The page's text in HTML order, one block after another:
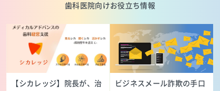
歯科医院向けお役立ち情報
【シカレッジ】院長が、治
ビジネスメール詐欺の手口